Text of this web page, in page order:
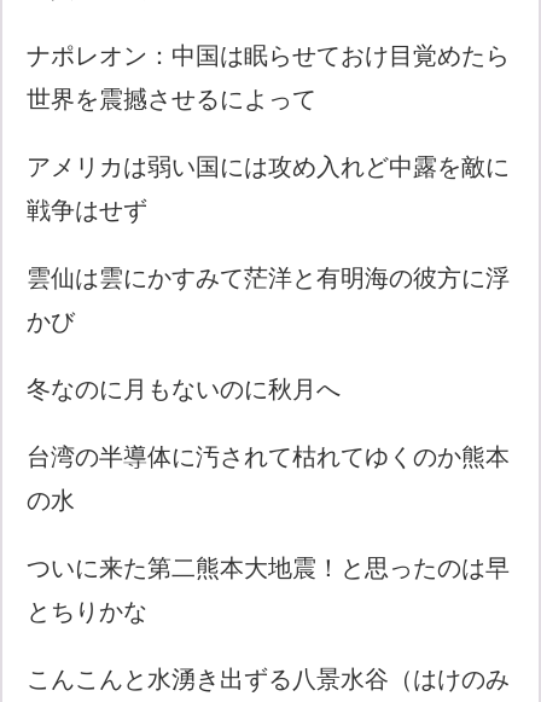
ナポレオン：中国は眠らせておけ目覚めたら
世界を震撼させるによって
アメリカは弱い国には攻め入れど中露を敵に
戦争はせず
雲仙は雲にかすみて茫洋と有明海の彼方に浮
かび
冬なのに月もないのに秋月へ
台湾の半導体に汚されて枯れてゆくのか熊本
の水
ついに来た第二熊本大地震！と思ったのは早
とちりかな
こんこんと水湧き出ずる八景水谷（はけのみ